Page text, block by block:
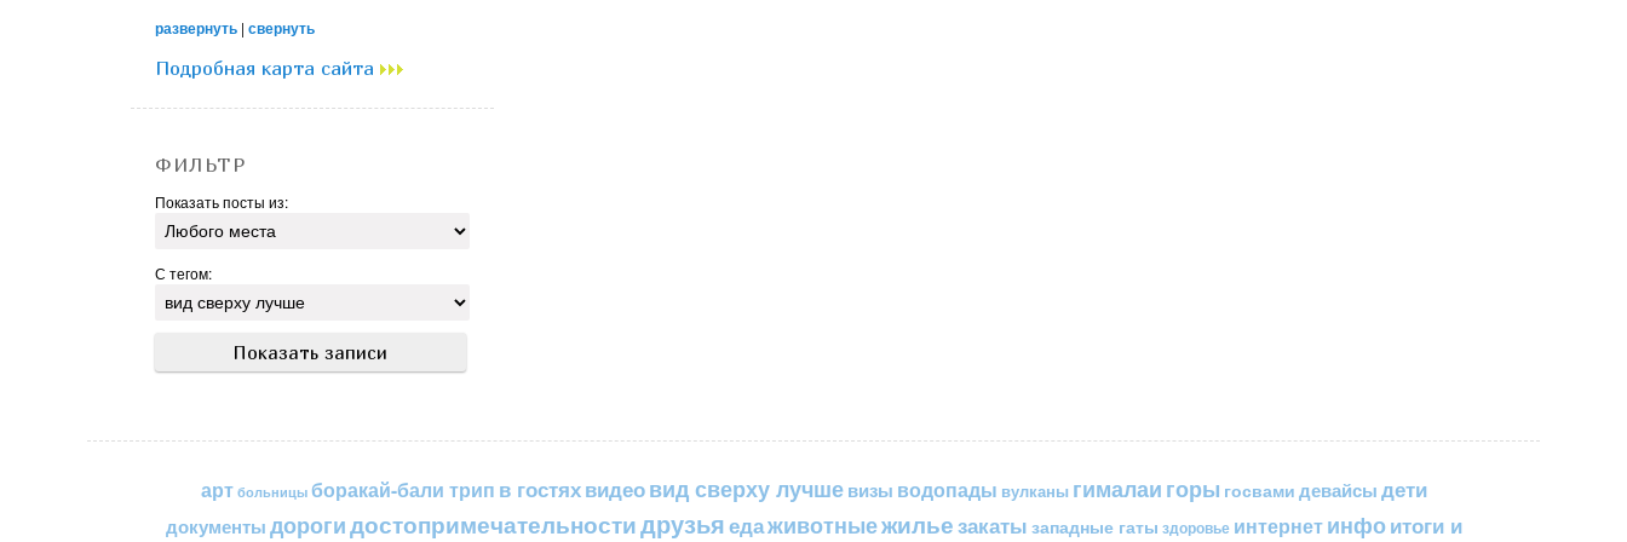
развернуть | свернуть
Подробная карта сайта
ФИЛЬТР
Показать посты из:
С тегом:
арт больницы боракай-бали трип в гостяхвидеовид сверху лучше визы водопады вулканы гималаи горы госвами девайсы дети
документыдорогидостопримечательностидрузьяедаживотныежильезакаты западные гаты здоровье интернетинфоитоги и